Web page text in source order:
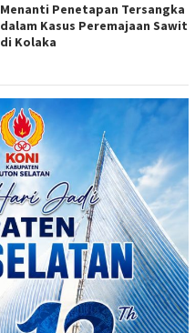
Menanti Penetapan Tersangka
dalam Kasus Peremajaan Sawit
di Kolaka